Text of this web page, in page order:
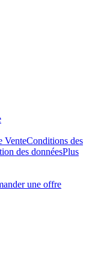
VenteConditions des
des donnéesPlus
une offre